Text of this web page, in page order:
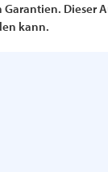
Dieser
kann.